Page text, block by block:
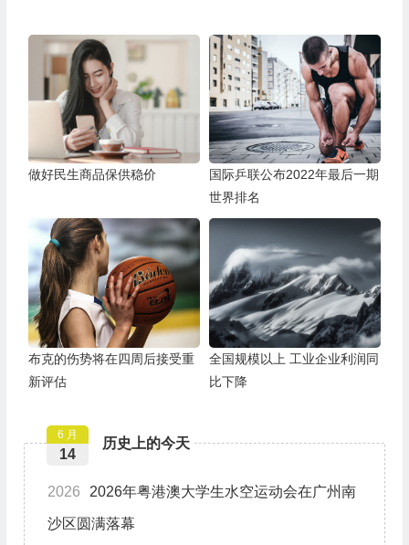
做好民生商品保供稳价
国际乒联公布2022年最后一期
世界排名
布克的伤势将在四周后接受重
新评估
全国规模以上 工业企业利润同
比下降
历史上的今天
6 月
14
2026 2026年粤港澳大学生水空运动会在广州南
沙区圆满落幕